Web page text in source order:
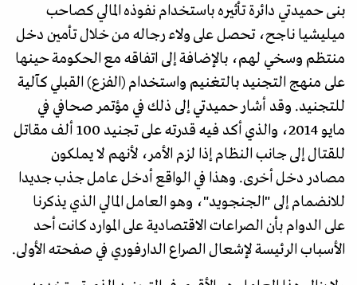
بنى حميدتي دائرة تأثيره باستخدام نفوذه المالي كصاحب
ميليشيا ناجح، تحصل على ولاء رجاله من خلال تأمين دخل
منتظم وسخي لهم، بالإضافة إلى اتفاقه مع الحكومة حينها
على منهج التجنيد بالتغنيم واستخدام (الفزع) القبلي كآلية
للتجنيد. وقد أشار حميدتي إلى ذلك في مؤتمر صحافي في
مايو 2014، والذي أكد فيه قدرته على تجنيد 100 ألف مقاتل
للقتال إلى جانب النظام إذا لزم الأمر، لأنهم لا يملكون
مصادر دخل أخرى. وهذا في الواقع أدخل عامل جذب جديدا
للانضمام إلى "الجنجويد"، وهو العامل المالي الذي يذكرنا
على الدوام بأن الصراعات الاقتصادية على الموارد كانت أحد
الأسباب الرئيسة لإشعال الصراع الدارفوري في صفحته الأولى.